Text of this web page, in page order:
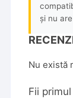
și nu
Nu există
Fii